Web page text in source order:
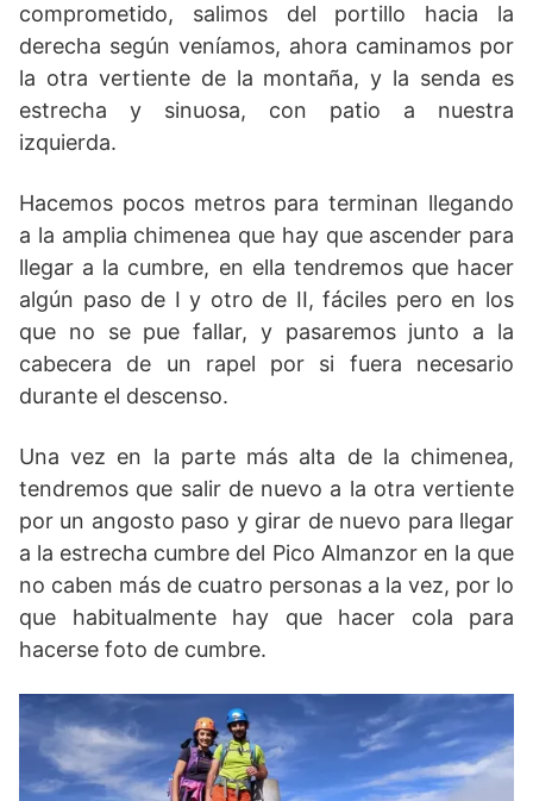
comprometido, salimos del portillo hacia la
derecha según veníamos, ahora caminamos por
la otra vertiente de la montaña, y la senda es
estrecha y sinuosa, con patio a nuestra
izquierda.
Hacemos pocos metros para terminan llegando
a la amplia chimenea que hay que ascender para
llegar a la cumbre, en ella tendremos que hacer
algún paso de I y otro de II, fáciles pero en los
que no se pue fallar, y pasaremos junto a la
cabecera de un rapel por si fuera necesario
durante el descenso.
Una vez en la parte más alta de la chimenea,
tendremos que salir de nuevo a la otra vertiente
por un angosto paso y girar de nuevo para llegar
a la estrecha cumbre del Pico Almanzor en la que
no caben más de cuatro personas a la vez, por lo
que habitualmente hay que hacer cola para
hacerse foto de cumbre.